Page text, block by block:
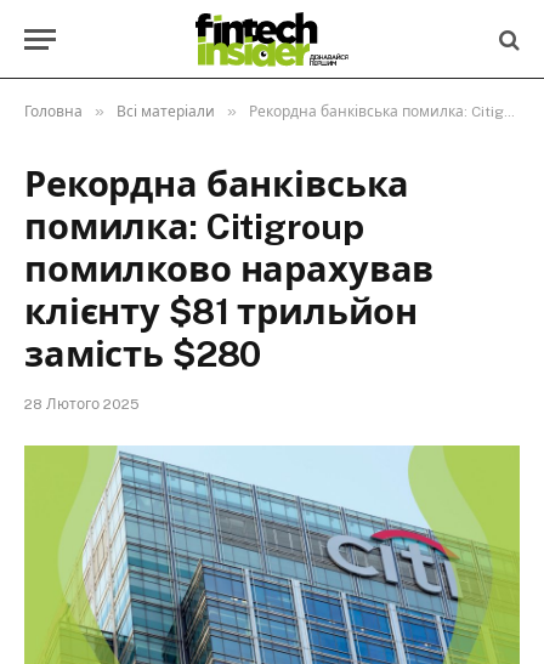
Головна » Всі матеріали » Рекордна банківська помилка: Citigroup помилково нарахував клієнту $81 трильйон замість $280
Рекордна банківська
помилка: Citigroup
помилково нарахував
клієнту $81 трильйон
замість $280
28 Лютого 2025